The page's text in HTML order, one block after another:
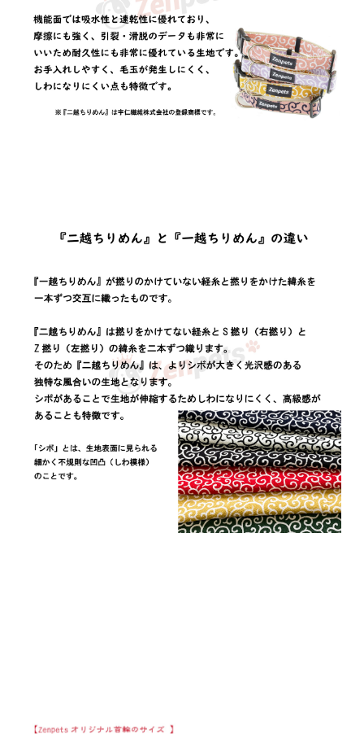
ダブルリングデザインは力強く引っ張るワンち
ゃんの"もしも"のスッポ抜けの心配からも守り
ます。
愛犬が快適に過ごせるように。
フィットするように設計されています。
れること間違いなしです。